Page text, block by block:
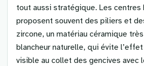
tout aussi stratégique. Les centres
proposent souvent des piliers et
zircone, un matériau céramique
blancheur naturelle, qui évite
visible au collet des gencives avec